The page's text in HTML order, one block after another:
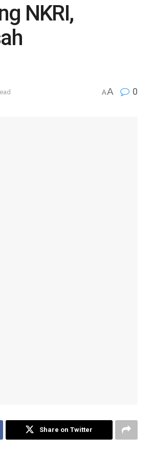
NKRI,
AA 0
Share on Twitter